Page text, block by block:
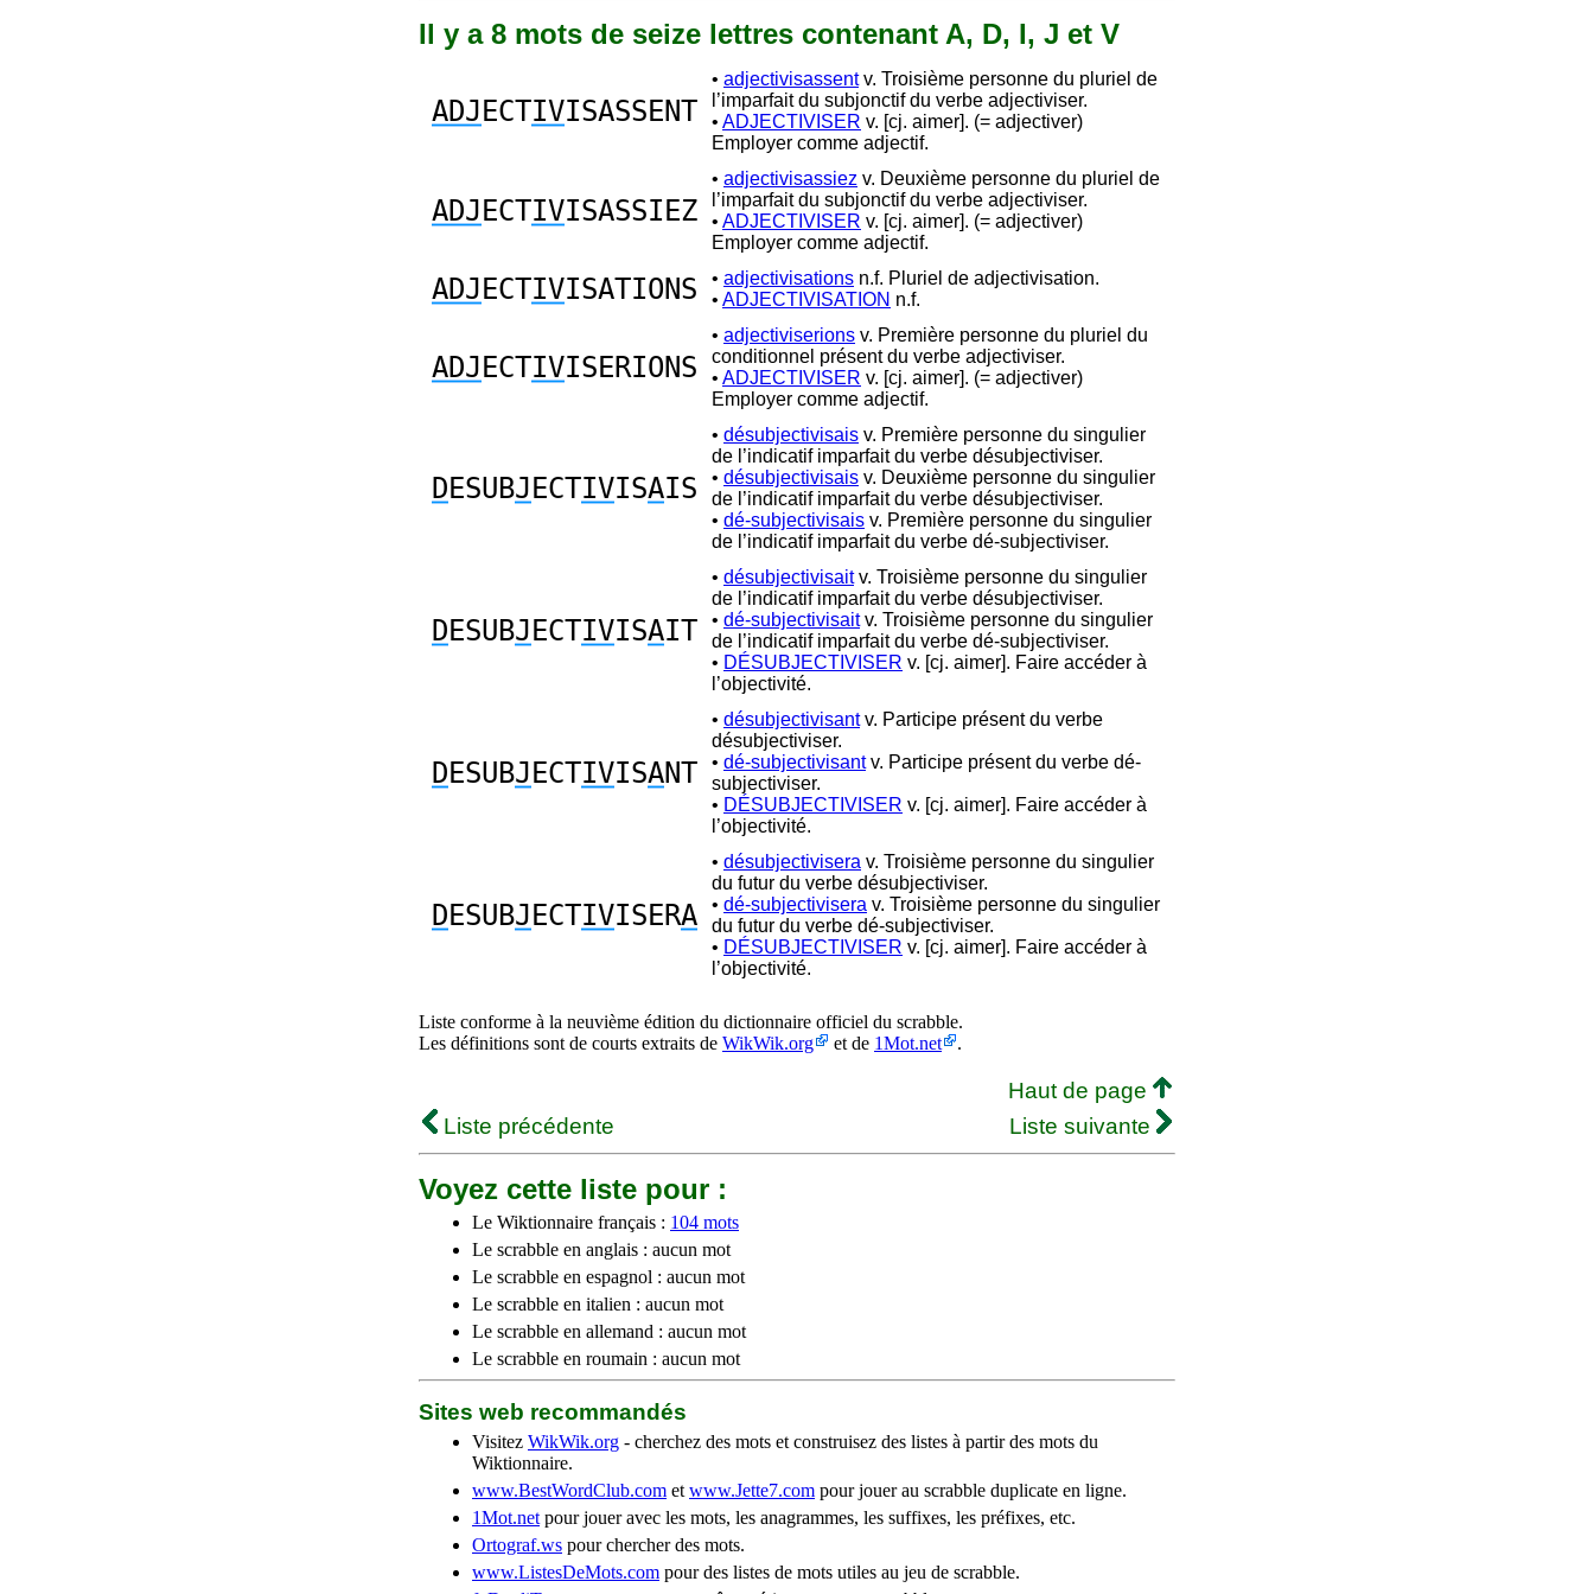
Il y a 8 mots de seize lettres contenant A, D, I, J et V
ADJ ECTIVISASSENT
• adjectivisassentv. Troisième personne du pluriel de
l’imparfait du subjonctif du verbe adjectiviser.
• ADJECTIVISER v. [cj. aimer]. (= adjectiver)
Employer comme adjectif.
ADJ ECTIVISASSIEZ
• adjectivisassiez v. Deuxième personne du pluriel de
l’imparfait du subjonctif du verbe adjectiviser.
• ADJECTIVISER v. [cj. aimer]. (= adjectiver)
Employer comme adjectif.
ADJ ECTIVISATIONS • adjectivisations n.f. Pluriel de adjectivisation.
• ADJECTIVISATION n.f.
ADJ ECTIVISERIONS
• adjectiviserions v. Première personne du pluriel du
conditionnel présent du verbe adjectiviser.
• ADJECTIVISER v. [cj. aimer]. (= adjectiver)
Employer comme adjectif.
DESUBJ ECTIVISAIS
• désubjectivisais v. Première personne du singulier
de l’indicatif imparfait du verbe désubjectiviser.
• désubjectivisais v. Deuxième personne du singulier
de l’indicatif imparfait du verbe désubjectiviser.
• dé-subjectivisais v. Première personne du singulier
de l’indicatif imparfait du verbe dé-subjectiviser.
DESUBJ ECTIVISAIT
• désubjectivisaitv. Troisième personne du singulier
de l’indicatif imparfait du verbe désubjectiviser.
• dé-subjectivisaitv. Troisième personne du singulier
de l’indicatif imparfait du verbe dé-subjectiviser.
• DÉSUBJECTIVISER v. [cj. aimer]. Faire accéder à
l’objectivité.
DESUBJ ECTIVISANT
• désubjectivisantv. Participe présent du verbe
désubjectiviser.
• dé-subjectivisantv. Participe présent du verbe dé-
subjectiviser.
• DÉSUBJECTIVISER v. [cj. aimer]. Faire accéder à
l’objectivité.
DESUBJ ECTIVISERA
• désubjectivisera v. Troisième personne du singulier
du futur du verbe désubjectiviser.
• dé-subjectivisera v. Troisième personne du singulier
du futur du verbe dé-subjectiviser.
• DÉSUBJECTIVISER v. [cj. aimer]. Faire accéder à
l’objectivité.
Liste conforme à la neuvième édition du dictionnaire officiel du scrabble.
Les définitions sont de courts extraits de WikWik.org et de 1Mot.net .
Haut de page
Liste précédente
Liste suivante
Voyez cette liste pour :
Le Wiktionnaire français : 104 mots
Le scrabble en anglais : aucun mot
Le scrabble en espagnol : aucun mot
Le scrabble en italien : aucun mot
Le scrabble en allemand : aucun mot
Le scrabble en roumain : aucun mot
Sites web recommandés
Visitez WikWik.org - cherchez des mots et construisez des listes à partir des mots du
Wiktionnaire.
www.BestWordClub.com et www.Jette7.com pour jouer au scrabble duplicate en ligne.
1Mot.net pour jouer avec les mots, les anagrammes, les suffixes, les préfixes, etc.
Ortograf.ws pour chercher des mots.
www.ListesDeMots.com pour des listes de mots utiles au jeu de scrabble.